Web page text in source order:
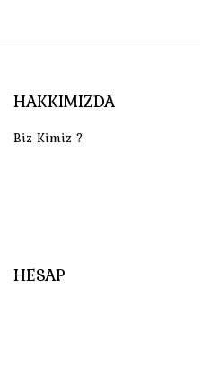
HAKKIMIZDA
Biz Kimiz ?
HESAP